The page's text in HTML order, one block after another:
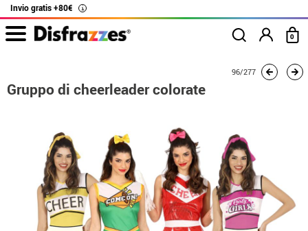
Invio gratis +80€ i
0
Gruppo di cheerleader colorate
96/277
Gruppo di cheerleader colorate